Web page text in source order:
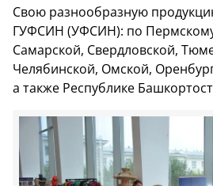
Свою разнообразную
ГУФСИН (УФСИН): по
Самарской, Свердловской,
Челябинской, Омской,
а также Республике